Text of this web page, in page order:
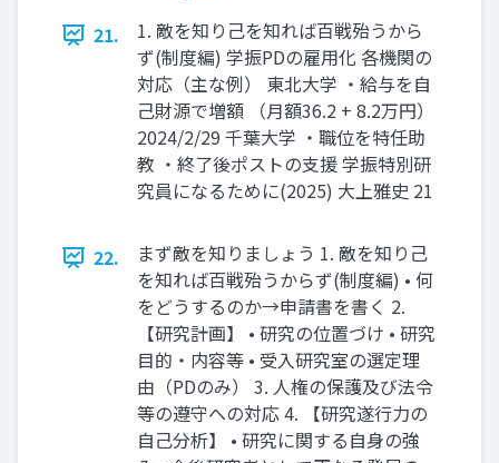
21.
1. 敵を知り己を知れば百戦殆うから
ず(制度編) 学振PDの雇用化 各機関の
対応（主な例） 東北大学 ・給与を自
己財源で増額 （月額36.2 + 8.2万円）
2024/2/29 千葉大学 ・職位を特任助
教 ・終了後ポストの支援 学振特別研
究員になるために(2025) 大上雅史 21
22.
まず敵を知りましょう 1. 敵を知り己
を知れば百戦殆うからず(制度編) • 何
をどうするのか→申請書を書く 2.
【研究計画】 • 研究の位置づけ • 研究
目的・内容等 • 受入研究室の選定理
由（PDのみ） 3. 人権の保護及び法令
等の遵守への対応 4. 【研究遂行力の
自己分析】 • 研究に関する自身の強